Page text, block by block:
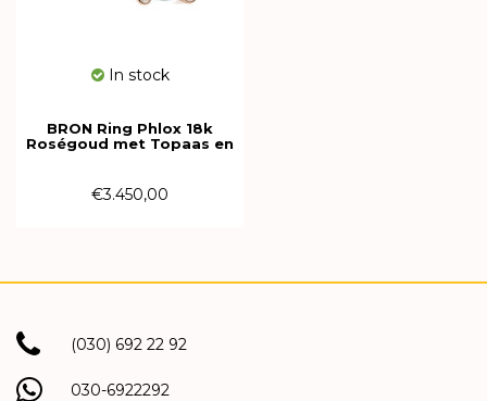
In stock
BRON Ring Phlox 18k
Roségoud met Topaas en
€3.450,00
(030) 692 22 92
030-6922292